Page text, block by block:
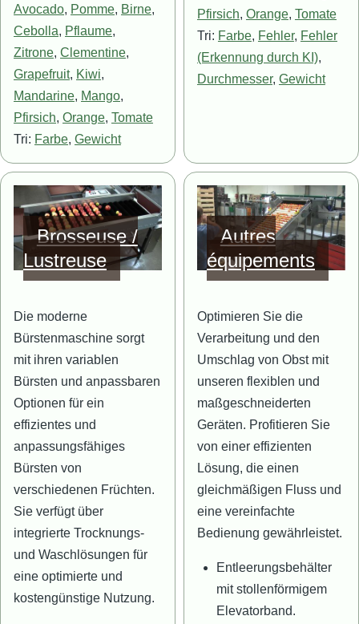
Avocado, Pomme, Birne,
Cebolla, Pflaume,
Zitrone, Clementine,
Grapefruit, Kiwi,
Mandarine, Mango,
Pfirsich, Orange, Tomate
Tri: Farbe, Gewicht
Pfirsich, Orange, Tomate
Tri: Farbe, Fehler, Fehler
(Erkennung durch KI),
Durchmesser, Gewicht
Brosseuse /
Lustreuse
Die moderne
Bürstenmaschine sorgt
mit ihren variablen
Bürsten und anpassbaren
Optionen für ein
effizientes und
anpassungsfähiges
Bürsten von
verschiedenen Früchten.
Sie verfügt über
integrierte Trocknungs-
und Waschlösungen für
eine optimierte und
kostengünstige Nutzung.
Bild
Autres
équipements
Optimieren Sie die
Verarbeitung und den
Umschlag von Obst mit
unseren flexiblen und
maßgeschneiderten
Geräten. Profitieren Sie
von einer effizienten
Lösung, die einen
gleichmäßigen Fluss und
eine vereinfachte
Bedienung gewährleistet.
Entleerungsbehälter
mit stollenförmigem
Elevatorband.